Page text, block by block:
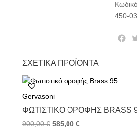
450-
k
ΣΧΕΤΙΚΆ ΠΡΟΪΌΝΤΑ
Gervasoni
ΦΩΤΙΣΤΙΚΌ ΟΡΟΦΉΣ BRASS
900,00€ 585,00 €